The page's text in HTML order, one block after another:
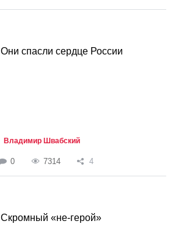
Они спасли сердце России
Владимир Швабский
0 7314 4
Скромный «не-герой»